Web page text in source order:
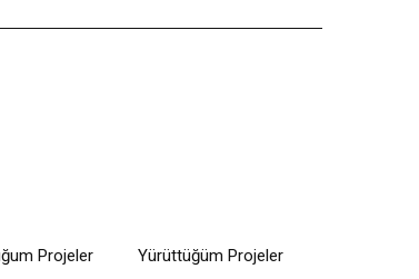
Projeler Yürüttüğüm Projeler